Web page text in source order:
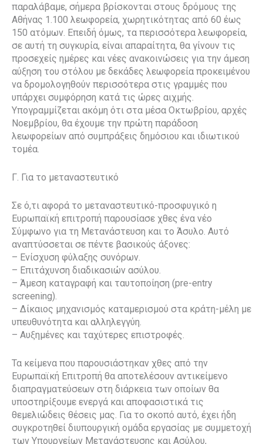
παραλάβαμε, σήμερα βρίσκονται στους δρόμους της
Αθήνας 1.100 λεωφορεία, χωρητικότητας από 60 έως
150 ατόμων. Επειδή όμως, τα περισσότερα λεωφορεία,
σε αυτή τη συγκυρία, είναι απαραίτητα, θα γίνουν τις
προσεχείς ημέρες και νέες ανακοινώσεις για την άμεση
αύξηση του στόλου με δεκάδες λεωφορεία προκειμένου
να δρομολογηθούν περισσότερα στις γραμμές που
υπάρχει συμφόρηση κατά τις ώρες αιχμής.
Υπογραμμίζεται ακόμη ότι στα μέσα Οκτωβρίου, αρχές
Νοεμβρίου, θα έχουμε την πρώτη παράδοση
λεωφορείων από συμπράξεις δημόσιου και ιδιωτικού
τομέα.
Γ. Για το μεταναστευτικό
Σε ό,τι αφορά το μεταναστευτικό-προσφυγικό η
Ευρωπαϊκή επιτροπή παρουσίασε χθες ένα νέο
Σύμφωνο για τη Μετανάστευση και το Άσυλο. Αυτό
αναπτύσσεται σε πέντε βασικούς άξονες:
– Ενίσχυση φύλαξης συνόρων.
– Επιτάχυνση διαδικασιών ασύλου.
– Άμεση καταγραφή και ταυτοποίηση (pre-entry
screening).
– Δίκαιος μηχανισμός καταμερισμού στα κράτη-μέλη με
υπευθυνότητα και αλληλεγγύη.
– Αυξημένες και ταχύτερες επιστροφές.
Τα κείμενα που παρουσιάστηκαν χθες από την
Ευρωπαϊκή Επιτροπή θα αποτελέσουν αντικείμενο
διαπραγματεύσεων στη διάρκεια των οποίων θα
υποστηρίξουμε ενεργά και αποφασιστικά τις
θεμελιώδεις θέσεις μας. Για το σκοπό αυτό, έχει ήδη
συγκροτηθεί διυπουργική ομάδα εργασίας με συμμετοχή
των Υπουργείων Μετανάστευσης και Ασύλου,